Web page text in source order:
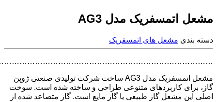
مشعل اتمسفریک مدل AG3
دسته بندی مشعل های اتمسفریک
مشعل اتمسفریک مدل AG3 ساخت شرکت تولیدی صنعتی ژوپن
گاز، برای کاربردهای متنوعی طراحی و ساخته شده است. سوخت
اصلی این مشعل گاز طبیعی یا گاز مایع است. گاز متصاعد شده از